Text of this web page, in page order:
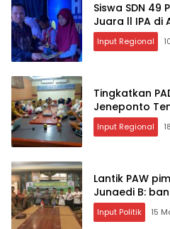
Siswa SDN 49
Juara ll IPA di
Input Regional
Tingkatkan
Jeneponto
Input Regional
Lantik PAW
Junaedi B:
Input Politik 15